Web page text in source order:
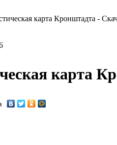
карта Кронштадта -
карта